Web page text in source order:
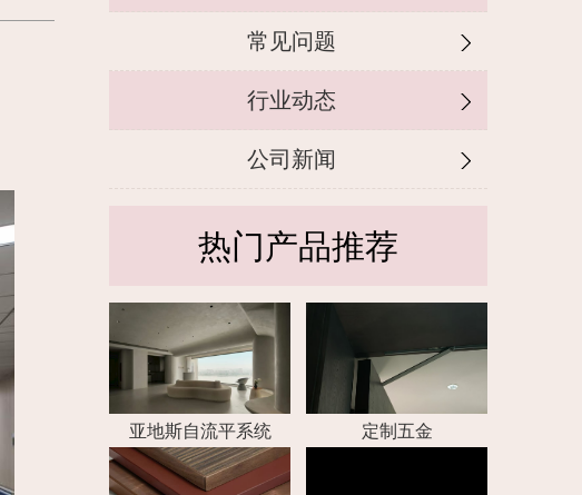
常见问题
行业动态
公司新闻
热门产品推荐
亚地斯自流平系统 定制五金